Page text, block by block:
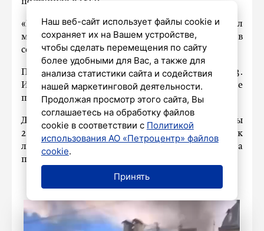
«В легковом автомобиле огонь охватил
моторный отсек и салон», – сказано в
сообщении чрезвычайного ведомства.
Пожар был успешно ликвидирован к 18:33.
Информация о пострадавших в результате
происшествия не поступала.
Для тушения огня от МЧС были задействованы
2 единицы специальной техники и 10 человек
личного состава. Кадрами с места
происшествия поделилось издание
Наш веб-сайт использует файлы cookie и
сохраняет их на Вашем устройстве,
чтобы сделать перемещения по сайту
более удобными для Вас, а также для
анализа статистики сайта и содействия
нашей маркетинговой деятельности.
Продолжая просмотр этого сайта, Вы
соглашаетесь на обработку файлов
cookie в соответствии с Политикой
использования АО «Петроцентр» файлов
cookie.
Принять